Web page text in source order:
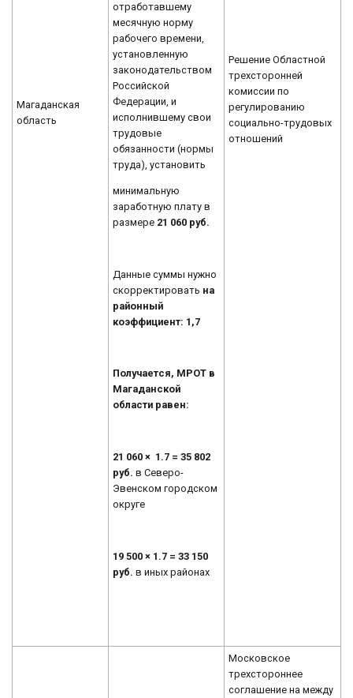
Магаданская
область
отработавшему
месячную норму
рабочего времени,
установленную
законодательством
Российской
Федерации, и
исполнившему свои
трудовые
обязанности (нормы
труда), установить
минимальную
заработную плату в
размере 21 060 руб.
Данные суммы нужно
скорректировать на
районный
коэффициент: 1,7
Получается, МРОТ в
Магаданской
области равен:
21 060 × 1.7 = 35 802
руб. в Северо-
Эвенском городском
округе
19 500 × 1.7 = 33 150
руб.в иных районах
Решение Областной
трехсторонней
комиссии по
регулированию
социально-трудовых
отношений
Московское
трехстороннее
соглашение на между